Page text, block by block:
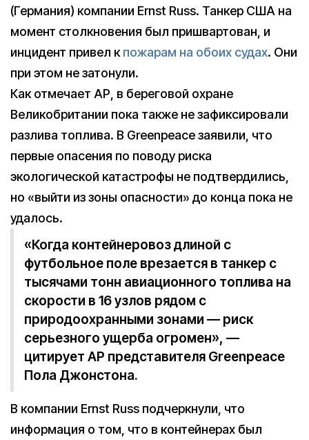
(Германия) компании Ernst Russ. Танкер США на
момент столкновения был пришвартован, и
инцидент привел кпожарам на обоих судах. Они
при этом не затонули.
Как отмечает АР, в береговой охране
Великобритании пока также не зафиксировали
разлива топлива. В Greenpeace заявили, что
первые опасения по поводу риска
экологической катастрофы не подтвердились,
но «выйти из зоны опасности» до конца пока не
удалось.
«Когда контейнеровоз длиной с
футбольное поле врезается в танкер с
тысячами тонн авиационного топлива на
скорости в 16 узлов рядом с
природоохранными зонами — риск
серьезного ущерба огромен», —
цитирует АР представителя Greenpeace
Пола Джонстона.
В компании Ernst Russ подчеркнули, что
информация о том, что в контейнерах был